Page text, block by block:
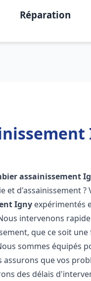
Réparation
assainissement
et d'assainissement
Igny expérimentés
intervenons
que ce soit
sommes équipés
assurons que vos
des délais